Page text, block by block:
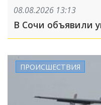
08.08.2026 13:13
В Сочи объявили
ПРОИСШЕСТВИЯ